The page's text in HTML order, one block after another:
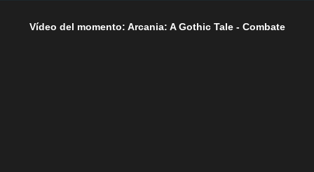
Vídeo del momento: Arcania: A Gothic Tale - Combate